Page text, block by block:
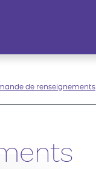
de renseignements